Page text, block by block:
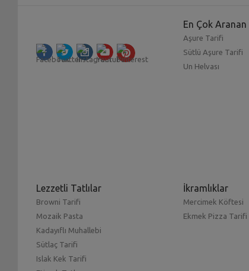
En Çok
Aşure Tarifi
Sütlü Aşure Tarifi
Un Helvası
Lezzetli Tatlılar
Browni Tarifi
Mozaik Pasta
Kadayıflı Muhallebi
Sütlaç Tarifi
Islak Kek Tarifi
İkramlıklar
Mercimek Köftesi
Ekmek Pizza Tarifi